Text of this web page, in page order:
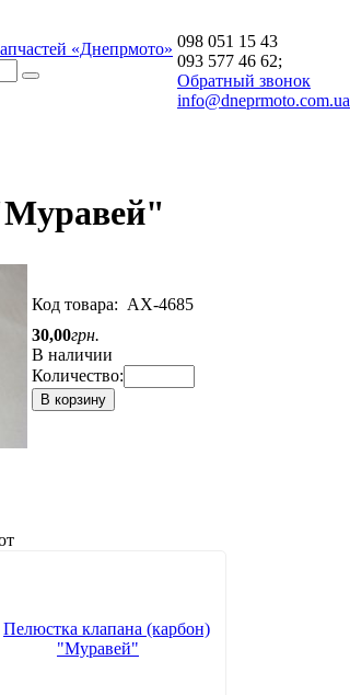
«Днепрмото» 098 051 15 43
093 577 46 62;
Обратный звонок
info@dneprmoto.com.ua
Код товара: АХ-4685
30,00грн.
В наличии
Количество:
В корзину